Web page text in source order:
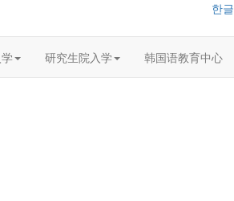
한글
研究生院入学 韩国语教育中心